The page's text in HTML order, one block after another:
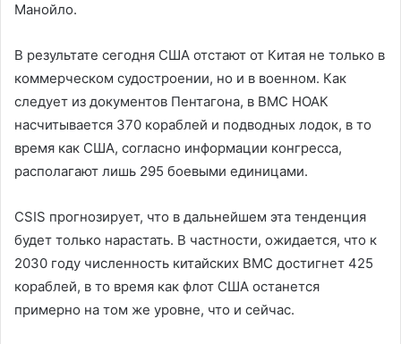
Манойло.
В результате сегодня США отстают от Китая не только в
коммерческом судостроении, но и в военном. Как
следует из документов Пентагона, в ВМС НОАК
насчитывается 370 кораблей и подводных лодок, в то
время как США, согласно информации конгресса,
располагают лишь 295 боевыми единицами.
CSIS прогнозирует, что в дальнейшем эта тенденция
будет только нарастать. В частности, ожидается, что к
2030 году численность китайских ВМС достигнет 425
кораблей, в то время как флот США останется
примерно на том же уровне, что и сейчас.